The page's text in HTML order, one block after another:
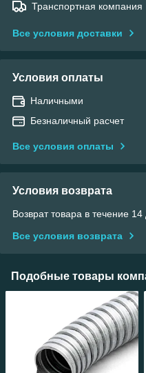
Транспортная компания
Все условия доставки
Условия оплаты
Наличными
Безналичный расчет
Все условия оплаты
Условия возврата
Возврат товара в течение
Все условия возврата
Подобные товары